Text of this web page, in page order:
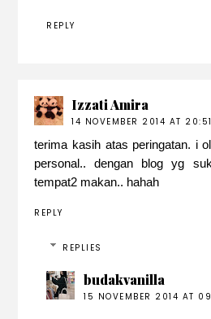
REPLY
Izzati Amira
14 NOVEMBER 2014 AT 20:51
terima kasih atas peringatan. i
personal.. dengan blog yg
tempat2 makan.. hahah
REPLY
REPLIES
budakvanilla
15 NOVEMBER 2014 AT